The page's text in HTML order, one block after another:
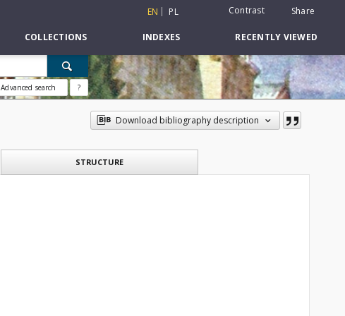
EN PL Contrast Share
COLLECTIONS INDEXES RECENTLY VIEWED
Advanced search ?
Download bibliography description
STRUCTURE